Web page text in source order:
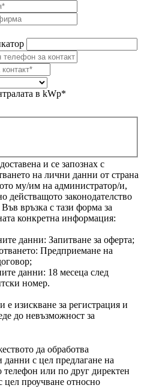
в kWp*
и се запознах с
на лични данни от страна
му/им на администратор/и,
действащото законодателство
Във връзка с тази форма за
конкретна информация:
данни: Запитване за оферта;
Предприемане на
данни: 18 месеца след
номер.
изискване за регистрация и
до невъзможност за
да обработва
с цел предлагане на
или по друг директен
цел проучване относно